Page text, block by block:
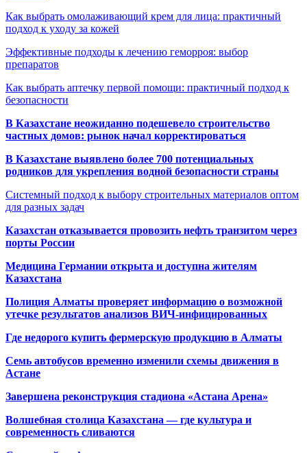
Как выбрать омолаживающий крем для лица: практичный
подход к уходу за кожей
Эффективные подходы к лечению геморроя: выбор
препаратов
Как выбрать аптечку первой помощи: практичный подход к
безопасности
В Казахстане неожиданно подешевело строительство
частных домов: рынок начал корректироваться
В Казахстане выявлено более 700 потенциальных
родников для укрепления водной безопасности страны
Системный подход к выбору строительных материалов оптом
для разных задач
Казахстан отказывается провозить нефть транзитом через
порты России
Медицина Германии открыта и доступна жителям
Казахстана
Полиция Алматы проверяет информацию о возможной
утечке результатов анализов ВИЧ-инфицированных
Где недорого купить фермерскую продукцию в Алматы
Семь автобусов временно изменили схемы движения в
Астане
Завершена реконструкция стадиона «Астана Арена»
Волшебная столица Казахстана — где культура и
современность сливаются